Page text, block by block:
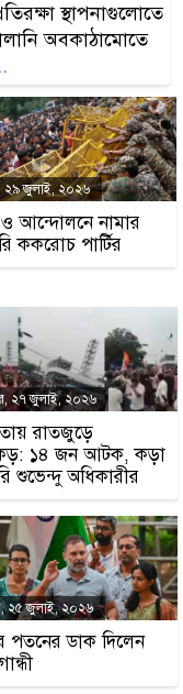
স্থাপনাগুলোতে
অবকাঠামোতে
২৯ জুলাই, ২০২৬
আন্দোলনে নামার
ককরোচ পার্টির
২৭ জুলাই, ২০২৬
রাতজুড়ে
১৪ জন আটক, কড়া
শুভেন্দু অধিকারীর
২৫ জুলাই, ২০২৬
পতনের ডাক দিলেন